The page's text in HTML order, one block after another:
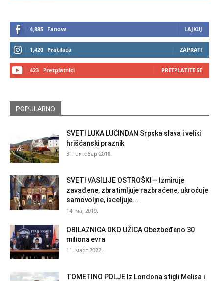
4,885 Fanova LAJKUJ
1,420 Pratilaca ZAPRATI
423 Pretplatnici PRETPLATITE SE
POPULARNO
SVETI LUKA LUČINDAN Srpska slava i veliki
hrišćanski praznik
31. октобар 2018.
SVETI VASILIJE OSTROŠKI – Izmiruje
zavađene, zbratimljuje razbraćene, ukroćuje
samovoljne, isceljuje...
14. мај 2019.
OBILAZNICA OKO UŽICA Obezbeđeno 30
miliona evra
11. март 2022.
TOMETINO POLJE Iz Londona stigli Melisa i